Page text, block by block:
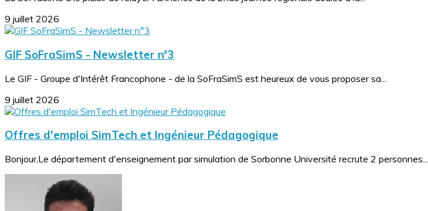
9 juillet 2026
GIF SoFraSimS - Newsletter n°3
Le GIF - Groupe d'Intérêt Francophone - de la SoFraSimS est heureux de vous proposer sa...
9 juillet 2026
Offres d'emploi SimTech et Ingénieur Pédagogique
Bonjour,Le département d'enseignement par simulation de Sorbonne Université recrute 2 personnes...